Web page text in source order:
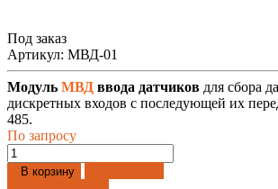
Под заказ
Артикул: МВД-01
Модуль МВД ввода датчиков для сбора
дискретных входов c последующей их
485.
По запросу
В корзину